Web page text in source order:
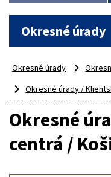
Okresné úrady
Okresné úrady
Okresné úrady /
Okresné
centrá /